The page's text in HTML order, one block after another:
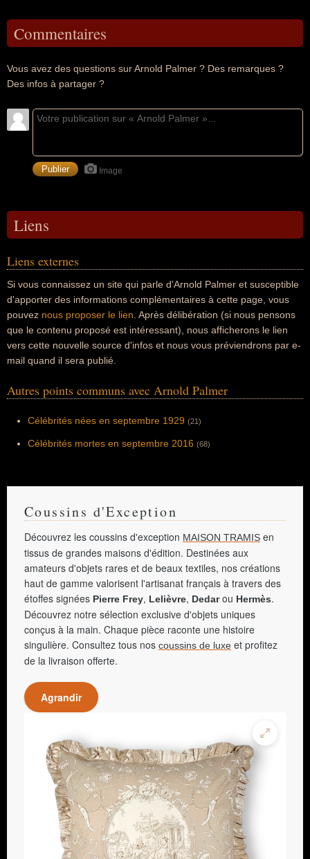
Commentaires
Vous avez des questions sur Arnold Palmer ? Des remarques ?
Des infos à partager ?
Image
Liens
Liens externes
Si vous connaissez un site qui parle d'Arnold Palmer et susceptible
d'apporter des informations complémentaires à cette page, vous
pouvez nous proposer le lien . Après délibération (si nous pensons
que le contenu proposé est intéressant), nous afficherons le lien
vers cette nouvelle source d'infos et nous vous préviendrons par e-
mail quand il sera publié.
Autres points communs avec Arnold Palmer
Célébrités nées en septembre 1929 (21)
Célébrités mortes en septembre 2016 (68)
Coussins d'Exception
Découvrez les coussins d'exception MAISON TRAMIS en
tissus de grandes maisons d'édition. Destinées aux
amateurs d'objets rares et de beaux textiles, nos créations
haut de gamme valorisent l'artisanat français à travers des
étoffes signées Pierre Frey, Lelièvre, Dedarou Hermès.
Découvrez notre sélection exclusive d'objets uniques
conçus à la main. Chaque pièce raconte une histoire
singulière. Consultez tous nos coussins de luxe et profitez
de la livraison offerte.
Agrandir